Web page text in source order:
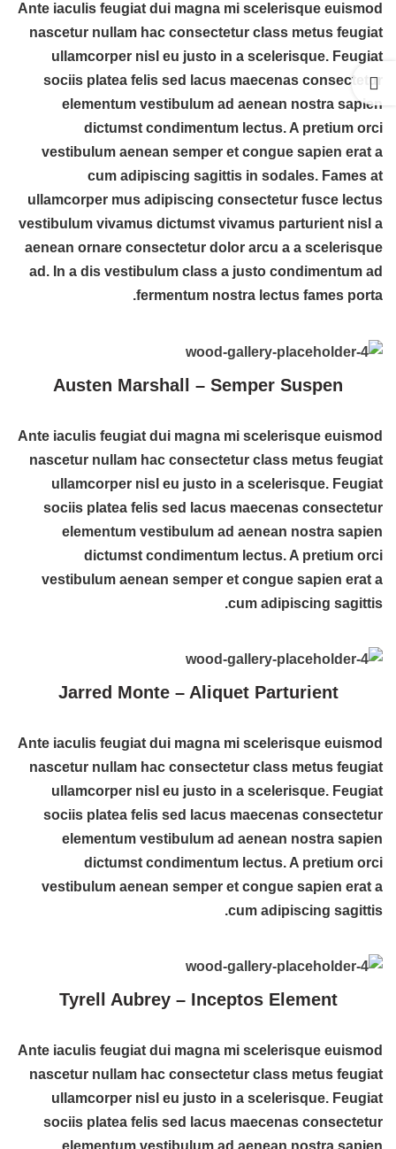
Ante iaculis feugiat dui magna mi scelerisque euismod
nascetur nullam hac consectetur class metus feugiat
ullamcorper nisl eu justo in a scelerisque. Feugiat
sociis platea felis sed lacus maecenas consectetur
elementum vestibulum ad aenean nostra sapien
dictumst condimentum lectus. A pretium orci
vestibulum aenean semper et congue sapien erat a
cum adipiscing sagittis in sodales. Fames at
ullamcorper mus adipiscing consectetur fusce lectus
vestibulum vivamus dictumst vivamus parturient nisl a
aenean ornare consectetur dolor arcu a a scelerisque
ad. In a dis vestibulum class a justo condimentum ad
fermentum nostra lectus fames porta.
Austen Marshall – Semper Suspen
Ante iaculis feugiat dui magna mi scelerisque euismod
nascetur nullam hac consectetur class metus feugiat
ullamcorper nisl eu justo in a scelerisque. Feugiat
sociis platea felis sed lacus maecenas consectetur
elementum vestibulum ad aenean nostra sapien
dictumst condimentum lectus. A pretium orci
vestibulum aenean semper et congue sapien erat a
cum adipiscing sagittis.
Jarred Monte – Aliquet Parturient
Ante iaculis feugiat dui magna mi scelerisque euismod
nascetur nullam hac consectetur class metus feugiat
ullamcorper nisl eu justo in a scelerisque. Feugiat
sociis platea felis sed lacus maecenas consectetur
elementum vestibulum ad aenean nostra sapien
dictumst condimentum lectus. A pretium orci
vestibulum aenean semper et congue sapien erat a
cum adipiscing sagittis.
Tyrell Aubrey – Inceptos Element
Ante iaculis feugiat dui magna mi scelerisque euismod
nascetur nullam hac consectetur class metus feugiat
ullamcorper nisl eu justo in a scelerisque. Feugiat
sociis platea felis sed lacus maecenas consectetur
elementum vestibulum ad aenean nostra sapien